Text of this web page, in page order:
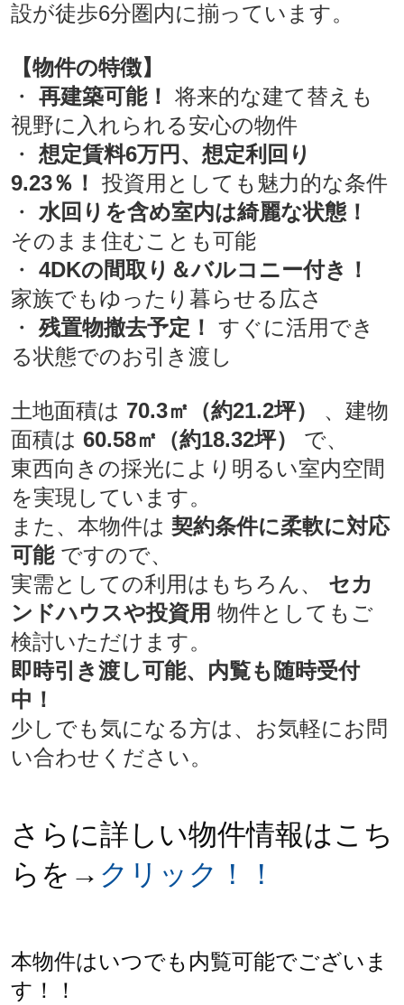
設が徒歩6分圏内に揃っています。
【物件の特徴】
・ 再建築可能！ 将来的な建て替えも
視野に入れられる安心の物件
・ 想定賃料6万円、想定利回り
9.23％！ 投資用としても魅力的な条件
・ 水回りを含め室内は綺麗な状態！
そのまま住むことも可能
・ 4DKの間取り＆バルコニー付き！
家族でもゆったり暮らせる広さ
・残置物撤去予定！ すぐに活用でき
る状態でのお引き渡し
土地面積は 70.3㎡（約21.2坪）
、建物
面積は 60.58㎡（約18.32坪）
で、
東西向きの採光により明るい室内空間
を実現しています。
また、本物件は 契約条件に柔軟に対応
可能ですので、
実需としての利用はもちろん、 セカ
ンドハウスや投資用 物件としてもご
検討いただけます。
即時引き渡し可能、内覧も随時受付
中！
少しでも気になる方は、お気軽にお問
い合わせください。
さらに詳しい物件情報はこち
らを→ クリック！！
本物件はいつでも内覧可能でございま
す！！